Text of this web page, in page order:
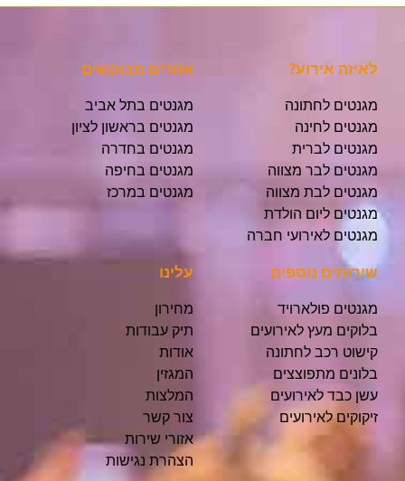
לאיזה אירוע?
מגנטים לחתונה
מגנטים לחינה
מגנטים לברית
מגנטים לבר מצווה
מגנטים לבת מצווה
מגנטים ליום הולדת
מגנטים לאירועי חברה
אזורים מבוקשים
מגנטים בתל אביב
מגנטים בראשון לציון
מגנטים בחדרה
מגנטים בחיפה
מגנטים במרכז
שירותים נוספים
מגנטים פולארויד
בלוקים מעץ לאירועים
קישוט רכב לחתונה
בלונים מתפוצצים
עשן כבד לאירועים
זיקוקים לאירועים
עלינו
מחירון
תיק עבודות
אודות
המגזין
המלצות
צור קשר
אזורי שירות
הצהרת נגישות